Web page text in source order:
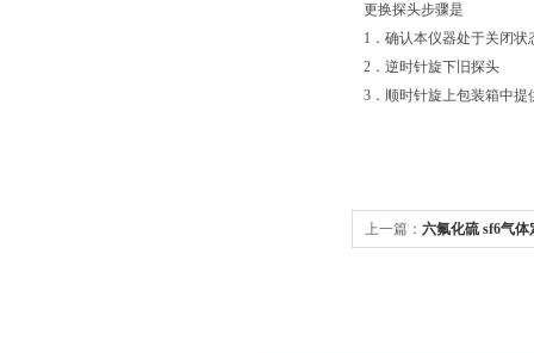
更换探头步骤是
1．确认本仪器处于关闭状
2．逆时针旋下旧探头
3．顺时针旋上包装箱中提
上一篇： 六氟化硫 sf6气体